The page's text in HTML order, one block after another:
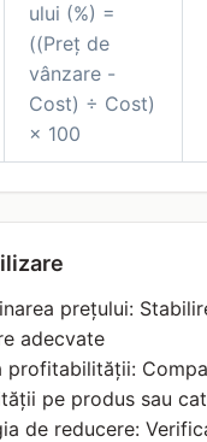
ului (%) =
((Preț de
vânzare -
Cost) ÷ Cost)
× 100
prețului:
adecvate
profitabilității:
pe produs sau
de reducere: